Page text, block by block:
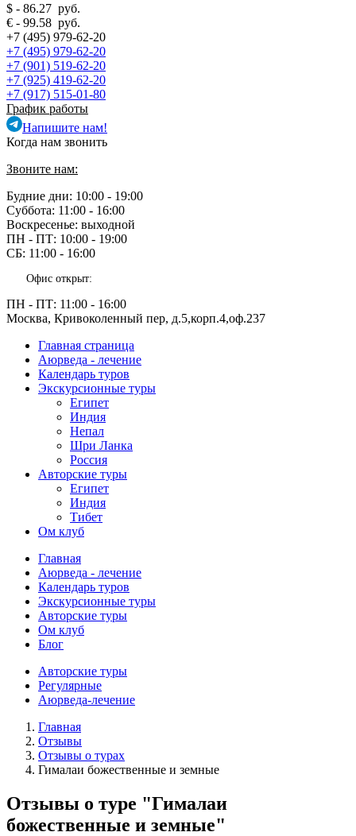
$ - 86.27 руб.
€ - 99.58 руб.
+7 (495) 979-62-20
+7 (495) 979-62-20
+7 (901) 519-62-20
+7 (925) 419-62-20
+7 (917) 515-01-80
График работы
Напишите нам!
Когда нам звонить
Звоните нам:
Будние дни: 10:00 - 19:00
Суббота: 11:00 - 16:00
Воскресенье: выходной
ПН - ПТ: 10:00 - 19:00
СБ: 11:00 - 16:00
Офис открыт:
ПН - ПТ: 11:00 - 16:00
Москва, Кривоколенный пер, д.5,корп.4,оф.237
Главная страница
Аюрведа - лечение
Календарь туров
Экскурсионные туры
Египет
Индия
Непал
Шри Ланка
Россия
Авторские туры
Египет
Индия
Тибет
Ом клуб
Главная
Аюрведа - лечение
Календарь туров
Экскурсионные туры
Авторские туры
Ом клуб
Блог
Авторские туры
Регулярные
Аюрведа-лечение
Главная
Отзывы
Отзывы о турах
Гималаи божественные и земные
Отзывы о туре "Гималаи
божественные и земные"